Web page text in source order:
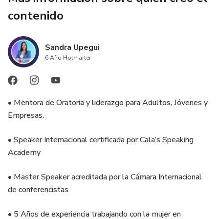
contenido
Sandra Upegui
6 Año Hotmarter
• Mentora de Oratoria y liderazgo para Adultos, Jóvenes y
Empresas.
• Speaker Internacional certificada por Cala’s Speaking
Academy
• Master Speaker acreditada por la Cámara Internacional
de conferencistas
• 5 Años de experiencia trabajando con la mujer en